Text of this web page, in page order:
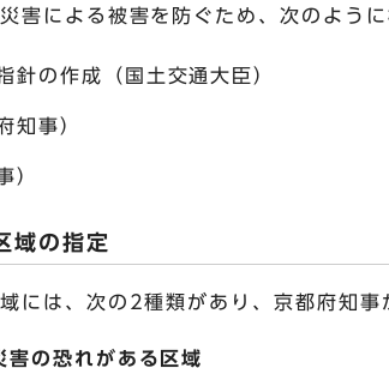
害による被害を防ぐため、次のよう
針の作成（国土交通大臣）
知事）
）
域の指定
には、次の2種類があり、京都府知事
害の恐れがある区域